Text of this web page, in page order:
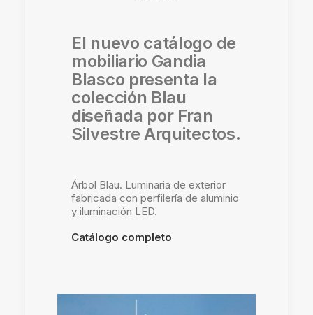
El nuevo catálogo de
mobiliario Gandia
Blasco presenta la
colección Blau
diseñada por Fran
Silvestre Arquitectos.
Árbol Blau. Luminaria de exterior
fabricada con perfilería de aluminio
y iluminación LED.
Catálogo completo